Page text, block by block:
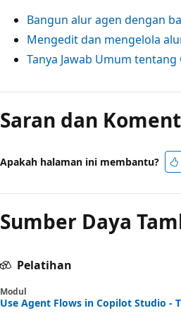
Bangun alur agen dengan
Mengedit dan mengelola
Tanya Jawab Umum
Saran dan
Apakah halaman ini membantu?
Sumber Daya
Pelatihan
Modul
Use Agent Flows in Copilot Studio -